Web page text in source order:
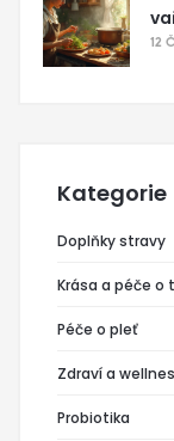
12
Kategorie
Doplňky stravy
Krása a péče o
Péče o pleť
Zdraví a
Probiotika